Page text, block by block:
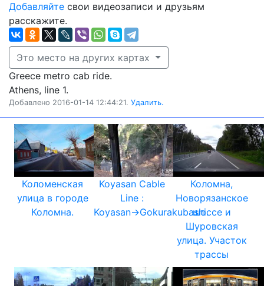
Добавляйте свои видеозаписи и друзьям
расскажите.
Это место на других картах
Greece metro cab ride.
Athens, line 1.
Добавлено 2016-01-14 12:44:21. Удалить.
Коломенская
улица в городе
Коломна.
Koyasan Cable
Line :
Koyasan→Gokurakubashi.
Коломна,
Новорязанское
шоссе и
Шуровская
улица. Участок
трассы